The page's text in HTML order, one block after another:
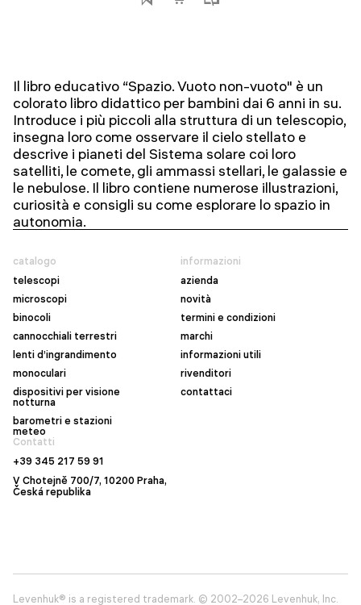
Il libro educativo “Spazio. Vuoto non-vuoto" è un
colorato libro didattico per bambini dai 6 anni in su.
Introduce i più piccoli alla struttura di un telescopio,
insegna loro come osservare il cielo stellato e
descrive i pianeti del Sistema solare coi loro
satelliti, le comete, gli ammassi stellari, le galassie e
le nebulose. Il libro contiene numerose illustrazioni,
curiosità e consigli su come esplorare lo spazio in
autonomia.
catalogo
telescopi
microscopi
binocoli
cannocchiali terrestri
lenti d’ingrandimento
monoculari
dispositivi per visione
notturna
barometri e stazioni
meteo
informazioni
azienda
novità
termini e condizioni
marchi
informazioni utili
rivenditori
contattaci
Contatti
+39 345 217 59 91
V Chotejně 700/7, 10200 Praha,
Česká republika
Levenhuk® is a registered trademark. © 2002–2026 Levenhuk, Inc.